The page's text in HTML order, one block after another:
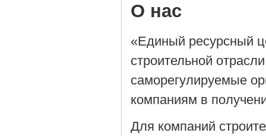
О нас
«Единый ресурсный
строительной
саморегулируемые
компаниям в
Для компаний